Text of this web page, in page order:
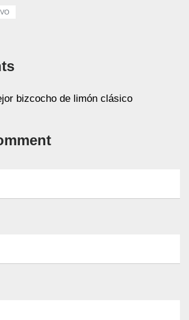
bizcocho de limón clásico